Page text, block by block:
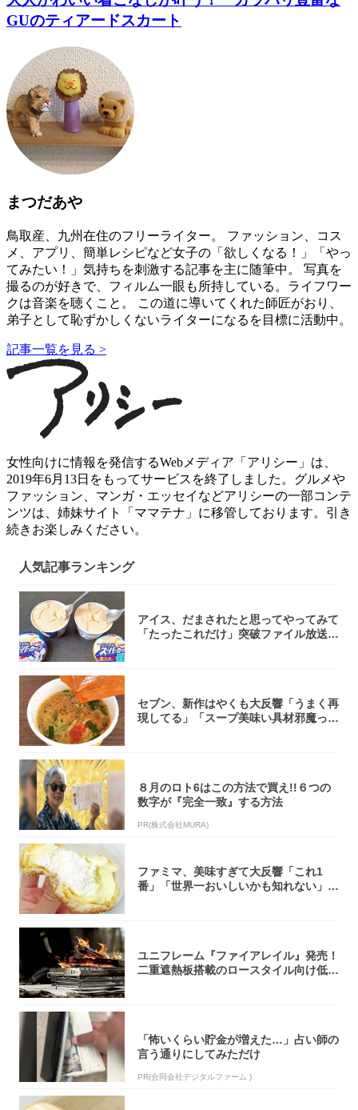
GUのティアードスカート
まつだあや
鳥取産、九州在住のフリーライター。 ファッション、コス
メ、アプリ、簡単レシピなど女子の「欲しくなる！」「やっ
てみたい！」気持ちを刺激する記事を主に随筆中。 写真を
撮るのが好きで、フィルム一眼も所持している。ライフワー
クは音楽を聴くこと。 この道に導いてくれた師匠がおり、
弟子として恥ずかしくないライターになるを目標に活動中。
記事一覧を見る >
女性向けに情報を発信するWebメディア「アリシー」は、
2019年6月13日をもってサービスを終了しました。グルメや
ファッション、マンガ・エッセイなどアリシーの一部コンテ
ンツは、姉妹サイト「ママテナ」に移管しております。引き
続きお楽しみください。
人気記事ランキング
アイス、だまされたと思ってやってみて
「たったこれだけ」突破ファイル放送で
セブン、新作はやくも大反響「うまく再
現してる」「スープ美味い具材邪魔って
８月のロト6はこの方法で買え!!６つの
数字が『完全一致』する方法
PR(株式会社MURA)
ファミマ、美味すぎて大反響「これ1
番」「世界一おいしいかも知れない」
ユニフレーム『ファイアレイル』発売！
二重遮熱板搭載のロースタイル向け低型
「怖いくらい貯金が増えた…」占い師の
言う通りにしてみただけ
PR(合同会社デジタルファーム )